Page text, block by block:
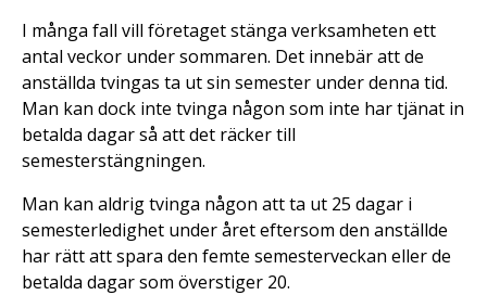
I många fall vill företaget stänga verksamheten ett
antal veckor under sommaren. Det innebär att de
anställda tvingas ta ut sin semester under denna tid.
Man kan dock inte tvinga någon som inte har tjänat in
betalda dagar så att det räcker till
semesterstängningen.
Man kan aldrig tvinga någon att ta ut 25 dagar i
semesterledighet under året eftersom den anställde
har rätt att spara den femte semesterveckan eller de
betalda dagar som överstiger 20.